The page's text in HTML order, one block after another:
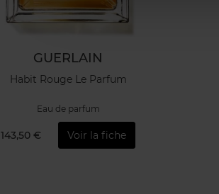
GUERLAIN
Habit Rouge Le Parfum
Eau de parfum
143,50 € Voir la fiche